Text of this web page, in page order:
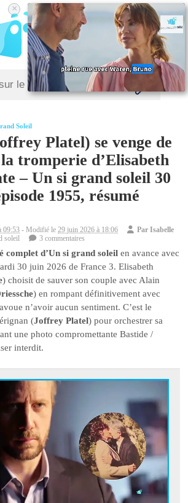
Soleil
Platel) se venge de
tromperie d’Elisabeth
– Un si grand soleil 30
1955, résumé
09:53 - Modifié le29 juin 2026 à 18:06 ParIsabelle
soleil 3 commentaires
complet d’Un si grand soleil en avance avec
30 juin 2026 de France 3. Elisabeth
) choisit de sauver son couple avec Alain
) en rompant définitivement avec
n’avoir aucun sentiment. C’est le
(Joffrey Platel) pour orchestrer sa
une photo compromettante Bastide /
interdit.
×